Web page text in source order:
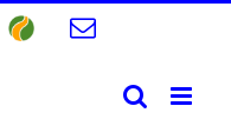
WikilocCorreo